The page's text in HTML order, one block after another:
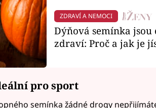
ZDRAVÍ A NEMOCI
Dýňová semínka
zdraví: Proč a jak je
pro sport
semínka žádné drogy